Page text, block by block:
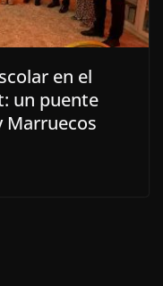
en el
un puente
Marruecos